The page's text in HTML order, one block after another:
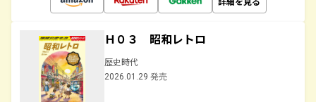
Ｈ０３ 昭和レトロ
歴史時代
2026.01.29 発売